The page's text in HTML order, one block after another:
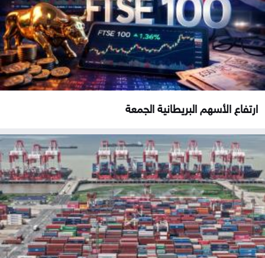
ارتفاع الأسهم البريطانية الجمعة